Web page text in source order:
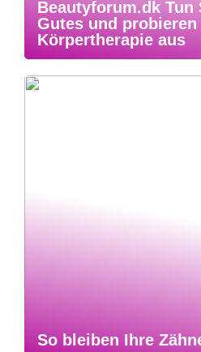
Beautyforum.dk Tun
Gutes und probieren
Körpertherapie aus
So bleiben Ihre